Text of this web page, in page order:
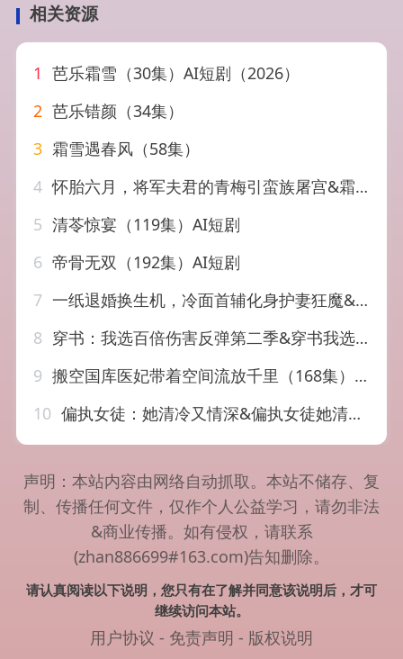
相关资源
1 芭乐霜雪（30集）AI短剧（2026）
2 芭乐错颜（34集）
3 霜雪遇春风（58集）
4 怀胎六月，将军夫君的青梅引蛮族屠宫&霜雪千年（36集）
5 清苓惊宴（119集）AI短剧
6 帝骨无双（192集）AI短剧
7 一纸退婚换生机，冷面首辅化身护妻狂魔&一纸退婚换生机冷面首辅化身护妻狂魔（50集）AI短剧
8 穿书：我选百倍伤害反弹第二季&穿书我选百倍伤害反弹第二季（21集）AI短剧
9 搬空国库医妃带着空间流放千里（168集）AI短剧
10 偏执女徒：她清冷又情深&偏执女徒她清冷又情深（32集）AI短剧
声明：本站内容由网络自动抓取。本站不储存、复
制、传播任何文件，仅作个人公益学习，请勿非法
&商业传播。如有侵权，请联系
(zhan886699#163.com)告知删除。
请认真阅读以下说明，您只有在了解并同意该说明后，才可
继续访问本站。
用户协议 - 免责声明 - 版权说明